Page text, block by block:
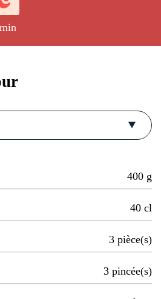
400 g
40 cl
3 pièce(s)
3 pincée(s)